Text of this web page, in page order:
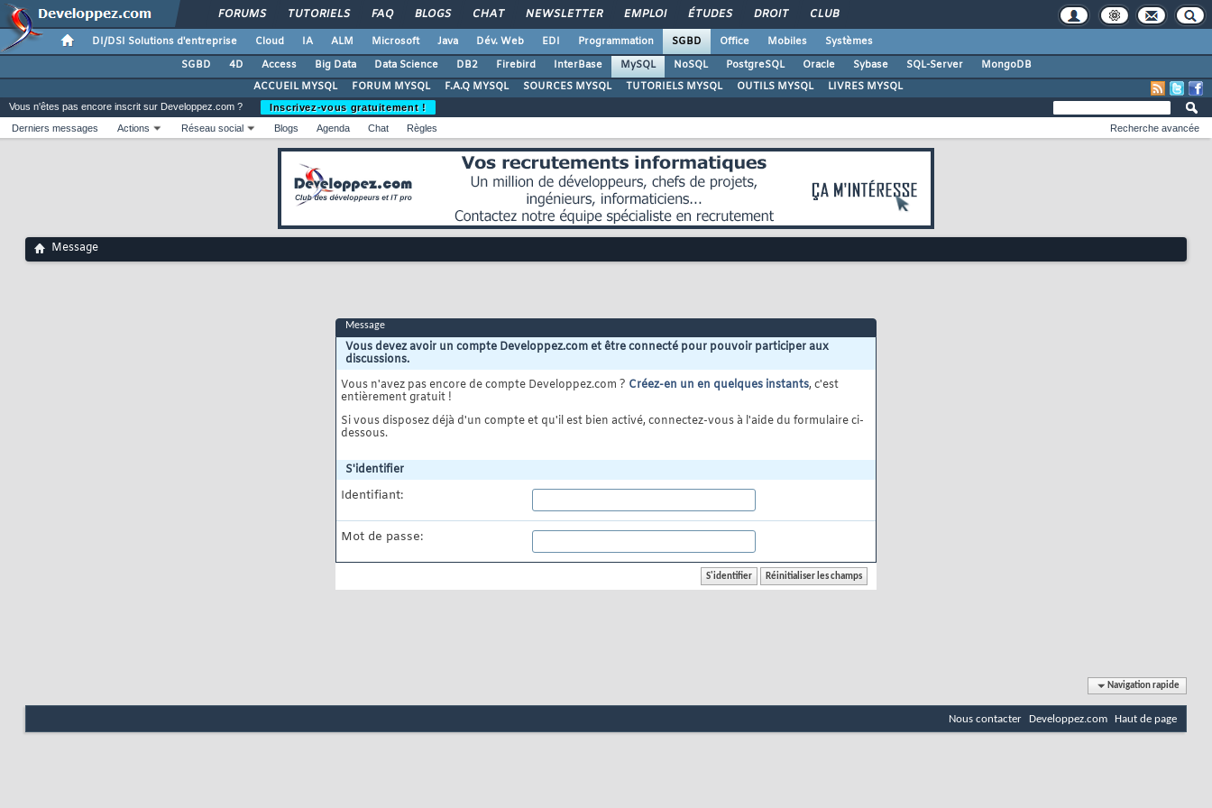
FORUMS TUTORIELS FAQ BLOGS CHAT NEWSLETTER EMPLOI ÉTUDES DROIT CLUB
DI/DSI Solutions d'entreprise Cloud IA ALM Microsoft Java Dév. Web EDI Programmation SGBD Office Mobiles
Systèmes
SGBD
4D Access Big Data Data Science DB2 Firebird InterBase MySQL NoSQL PostgreSQL Oracle Sybase SQL-Server
MongoDB
ACCUEIL MYSQL
FORUM MYSQL F.A.Q MYSQL SOURCES MYSQL TUTORIELS MYSQL OUTILS MYSQL LIVRES MYSQL
Vous n'êtes pas encore inscrit sur Developpez.com ?
Inscrivez-vous gratuitement !
Derniers messages
Actions Réseau social Blogs Agenda Chat Règles Recherche avancée
Message
Message
Vous devez avoir un compte Developpez.com et être connecté pour pouvoir participer aux
discussions.
Vous n'avez pas encore de compte Developpez.com ? Créez-en un en quelques instants, c'est
entièrement gratuit !
Si vous disposez déjà d'un compte et qu'il est bien activé, connectez-vous à l'aide du formulaire ci-
dessous.
S'identifier
Identifiant:
Mot de passe:
Navigation rapide
Nous contacter Developpez.com Haut de page